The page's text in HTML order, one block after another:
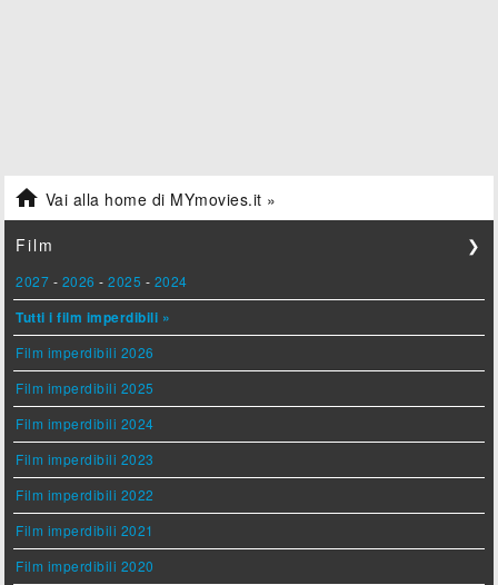
 Vai alla home di MYmovies.it »
Film ❯
2027 - 2026 -2025 - 2024
Tutti i film imperdibili »
Film imperdibili 2026
Film imperdibili 2025
Film imperdibili 2024
Film imperdibili 2023
Film imperdibili 2022
Film imperdibili 2021
Film imperdibili 2020